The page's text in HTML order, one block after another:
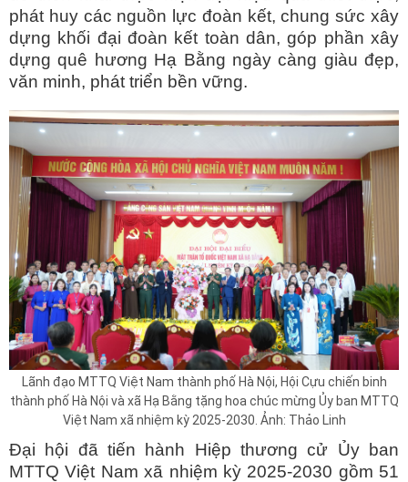
phát huy các nguồn lực đoàn kết, chung sức xây
dựng khối đại đoàn kết toàn dân, góp phần xây
dựng quê hương Hạ Bằng ngày càng giàu đẹp,
văn minh, phát triển bền vững.
Lãnh đạo MTTQ Việt Nam thành phố Hà Nội, Hội Cựu chiến binh
thành phố Hà Nội và xã Hạ Bằng tặng hoa chúc mừng Ủy ban MTTQ
Việt Nam xã nhiệm kỳ 2025-2030. Ảnh: Thảo Linh
Đại hội đã tiến hành Hiệp thương cử Ủy ban
MTTQ Việt Nam xã nhiệm kỳ 2025-2030 gồm 51